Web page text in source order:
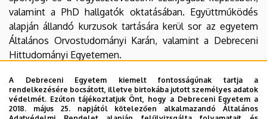
valamint a PhD hallgatók oktatásában. Együttműködés
alapján állandó kurzusok tartására kerül sor az egyetem
Általános Orvostudományi Karán, valamint a Debreceni
Hittudományi Egyetemen.
A tanszék munkatársai kutatási témáikkal nagyrészt
lefedik a tanszék szakmai működésének területét. Így a
perjog 1945 utáni története, a fizetési meghagyásos
A Debreceni Egyetem kiemelt fontosságúnak tartja a
rendelkezésére bocsátott, illetve birtokába jutott személyes adatok
védelmét. Ezúton tájékoztatjuk Önt, hogy a Debreceni Egyetem a
2018. május 25. napjától kötelezően alkalmazandó Általános